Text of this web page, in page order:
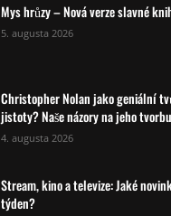
Mys hrůzy – Nová verze slavné
5. augusta 2026
Christopher Nolan jako geniální
jistoty? Naše názory na jeho tvorbu
4. augusta 2026
Stream, kino a televize: Jaké
týden?